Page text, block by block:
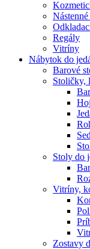
Regály
Vitríny
Nábytok do
Barové
Stoličky,
Stoly do
Vitríny,
Zostavy